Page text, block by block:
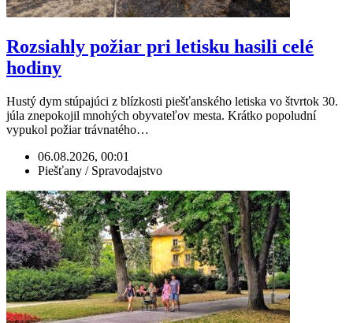
Rozsiahly požiar pri letisku hasili celé
hodiny
Hustý dym stúpajúci z blízkosti piešťanského letiska vo štvrtok 30.
júla znepokojil mnohých obyvateľov mesta. Krátko popoludní
vypukol požiar trávnatého…
06.08.2026, 00:01
Piešťany / Spravodajstvo